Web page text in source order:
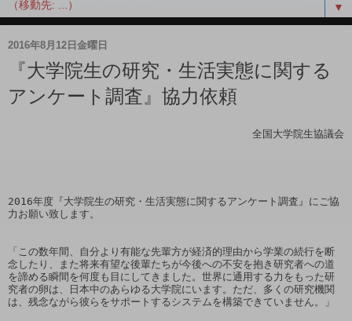
▼
2016年8月12日金曜日
『大学院生の研究・生活実態に関する
アンケート調査』協力依頼
全国大学院生協議会
2016年度『大学院生の研究・生活実態に関するアンケート調査』にご協
力お願い致します。
「この数年間、自分より有能な先輩方が経済的理由から学業の続行を断
念したり、また将来有望な後輩たちが今後への不安を抱き研究者への道
を諦める瞬間を何度も目にしてきました。世界に通用する力をもった研
究者の卵は、日本中のあらゆる大学院にいます。ただ、多くの研究機関
は、残念ながら彼らをサポートするシステムを構築できていません。」